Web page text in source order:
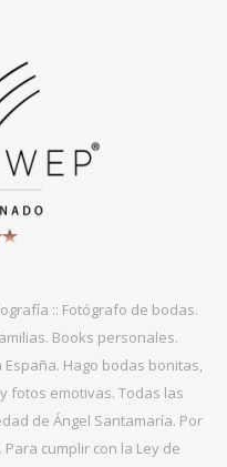
:: Fotógrafo de bodas.
Books personales.
Hago bodas bonitas,
fotos emotivas. Todas las
de Ángel Santamaría. Por
cumplir con la Ley de